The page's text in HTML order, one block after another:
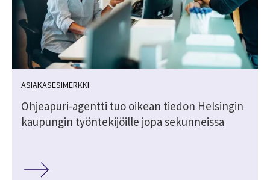
ASIAKASESIMERKKI
Ohjeapuri-agentti tuo oikean tiedon Helsingin
kaupungin työntekijöille jopa sekunneissa